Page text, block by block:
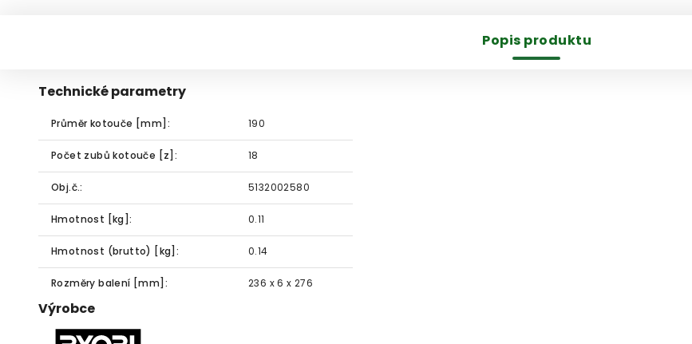
Popis produktu
Technické parametry
Průměr kotouče [mm]: 190
Počet zubů kotouče [z]: 18
Obj.č.: 5132002580
Hmotnost [kg]: 0.11
Hmotnost (brutto) [kg]: 0.14
Rozměry balení [mm]: 236 x 6 x 276
Výrobce